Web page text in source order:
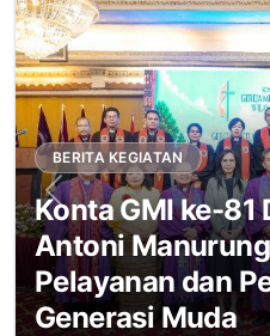
BERITA KEGIATAN
Konta GMI ke-81
Antoni
Pelayanan dan
Generasi Muda
Previous